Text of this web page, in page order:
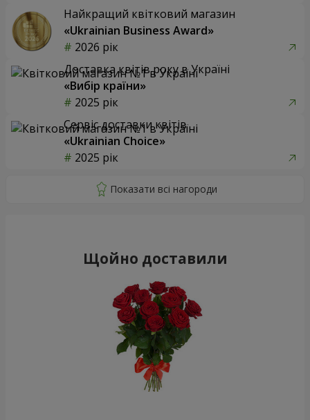
Найкращий квітковий магазин
«Ukrainian Business Award»
2026 рік
Доставка квітів року в Україні
«Вибір країни»
2025 рік
Сервіс доставки квітів
«Ukrainian Choice»
2025 рік
Щойно доставили